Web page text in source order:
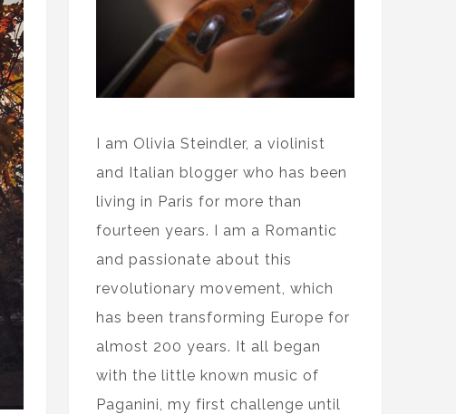
I am Olivia Steindler, a violinist
and Italian blogger who has been
living in Paris for more than
fourteen years. I am a Romantic
and passionate about this
revolutionary movement, which
has been transforming Europe for
almost 200 years. It all began
with the little known music of
Paganini, my first challenge until